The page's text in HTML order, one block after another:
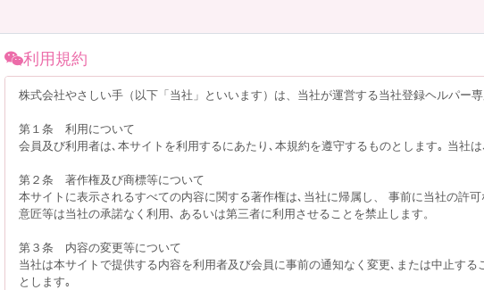
利用規約
株式会社やさしい手（以下「当社」といいます）は、当社が運営する当社登録ヘルパー
第１条 利用について
会員及び利用者は､本サイトを利用するにあたり､本規約を遵守するものとします｡ 当社
第２条 著作権及び商標等について
本サイトに表示されるすべての内容に関する著作権は､当社に帰属し、 事前に当社の許
意匠等は当社の承諾なく利用､ あるいは第三者に利用させることを禁止します。
第３条 内容の変更等について
当社は本サイトで提供する内容を利用者及び会員に事前の通知なく変更､または中止す
とします｡